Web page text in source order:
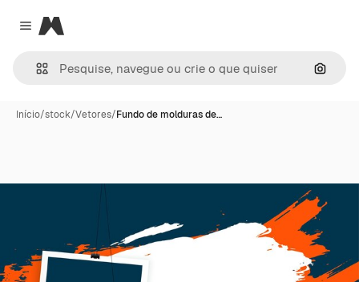
Close menu
Magnific
Início/stock/Vetores/Fundo de molduras de…